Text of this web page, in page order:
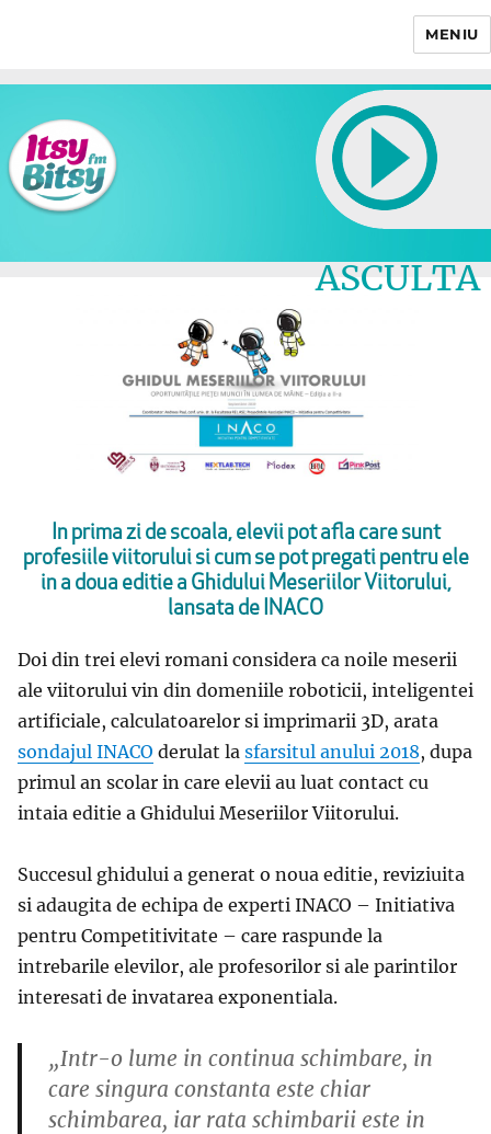
MENIU
ASCULTA
In prima zi de scoala, elevii pot afla care sunt
profesiile viitorului si cum se pot pregati pentru ele
in a doua editie a Ghidului Meseriilor Viitorului,
lansata de INACO
Doi din trei elevi romani considera ca noile meserii
ale viitorului vin din domeniile roboticii, inteligentei
artificiale, calculatoarelor si imprimarii 3D, arata
sondajul INACO derulat la sfarsitul anului 2018, dupa
primul an scolar in care elevii au luat contact cu
intaia editie a Ghidului Meseriilor Viitorului.
Succesul ghidului a generat o noua editie, reviziuita
si adaugita de echipa de experti INACO – Initiativa
pentru Competitivitate – care raspunde la
intrebarile elevilor, ale profesorilor si ale parintilor
interesati de invatarea exponentiala.
„Intr-o lume in continua schimbare, in
care singura constanta este chiar
schimbarea, iar rata schimbarii este in